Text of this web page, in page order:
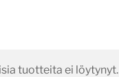
tuotteita ei löytynyt.